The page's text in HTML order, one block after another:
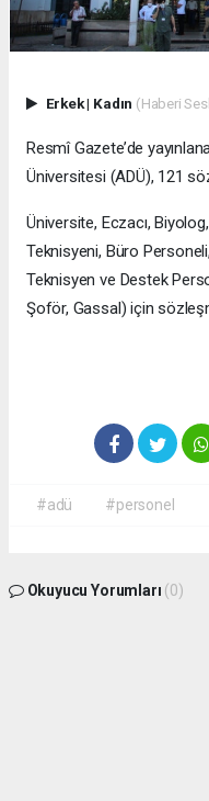
Erkek| Kadın (Haberi
Resmî Gazete’de
Üniversitesi (ADÜ), 121
Üniversite, Eczacı,
Teknisyeni, Büro
Teknisyen ve Destek
Şoför, Gassal) için
#adü #personel
Okuyucu Yorumları (0)